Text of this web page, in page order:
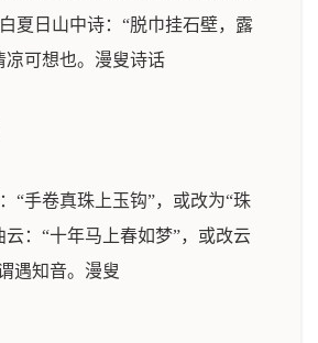
夏日山中诗：“脱巾挂石壁，露
可想也。 漫叟诗话
手卷真珠上玉钩”，或改为“珠
云：“十年马上春如梦”，或改云
遇知音。 漫叟